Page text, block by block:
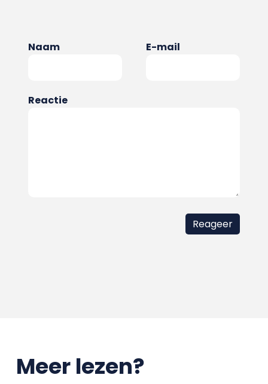
Naam E-mail
Reactie
Meer lezen?